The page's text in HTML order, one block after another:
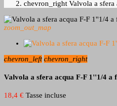
chevron_right Valvola a
zoom_out_map
chevron_left chevron_right
Valvola a sfera acqua F-F 1''1/4
18,4 € Tasse incluse